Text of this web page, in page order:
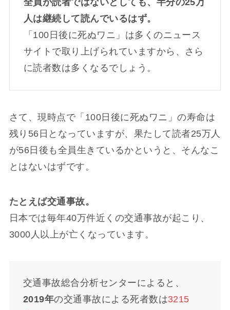
全員が読者ではないとしても、半分の25万
人は継続して読んでいるはず。
「100日後に死ぬワニ」は多くのニュース
サイトで取り上げられていますから、さら
に読者数は多くなるでしょう。
さて、現時点で「100日後に死ぬワニ」の寿命は
残り56日となっていますが、果たして読者25万人
が56日後も全員生きているかというと、そんなこ
とはないはずです。
たとえば交通事故。
日本では毎年40万件近くの交通事故が起こり、
3000人以上が亡くなっています。
交通事故総合分析センターによると、
2019年の交通事故による死者数は3215